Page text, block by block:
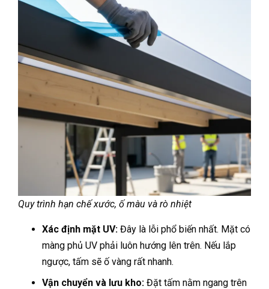
Quy trình hạn chế xước, ố màu và rò nhiệt
Xác định mặt UV: Đây là lỗi phổ biến nhất. Mặt có
màng phủ UV phải luôn hướng lên trên. Nếu lắp
ngược, tấm sẽ ố vàng rất nhanh.
Vận chuyển và lưu kho: Đặt tấm nằm ngang trên